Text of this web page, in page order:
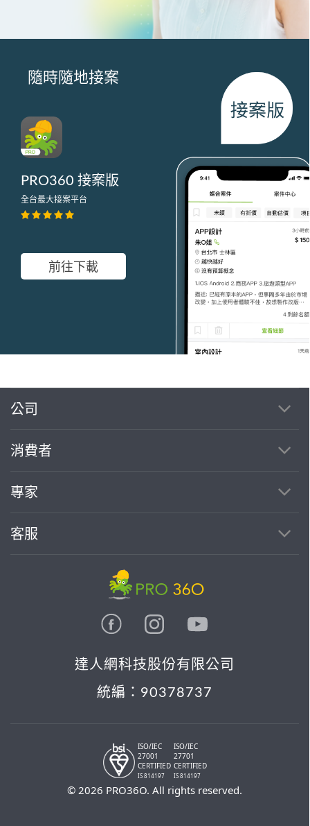
隨時隨地接案
PRO360 接案版
全台最大接案平台
前往下載
公司
消費者
專家
客服
達人網科技股份有限公司
統編：90378737
ISO/IEC
27001
CERTIFIED
IS 814197
ISO/IEC
27701
CERTIFIED
IS 814197
© 2026 PRO36O. All rights reserved.
繼續完成